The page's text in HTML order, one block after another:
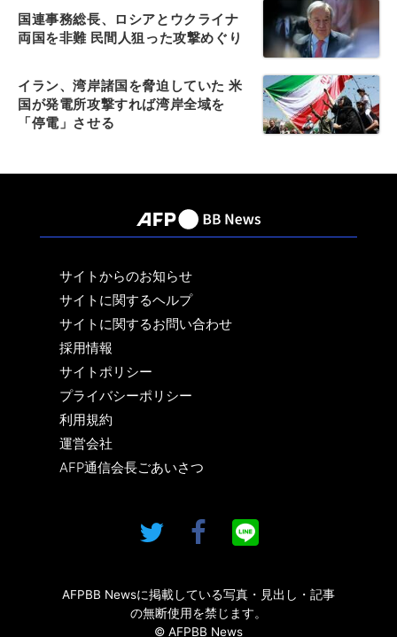
国連事務総長、ロシアとウクライナ
両国を非難 民間人狙った攻撃めぐり
イラン、湾岸諸国を脅迫していた 米
国が発電所攻撃すれば湾岸全域を
「停電」させる
サイトからのお知らせ
サイトに関するヘルプ
サイトに関するお問い合わせ
採用情報
サイトポリシー
プライバシーポリシー
利用規約
運営会社
AFP通信会長ごあいさつ
AFPBB Newsに掲載している写真・見出し・記事
の無断使用を禁じます。
© AFPBB News